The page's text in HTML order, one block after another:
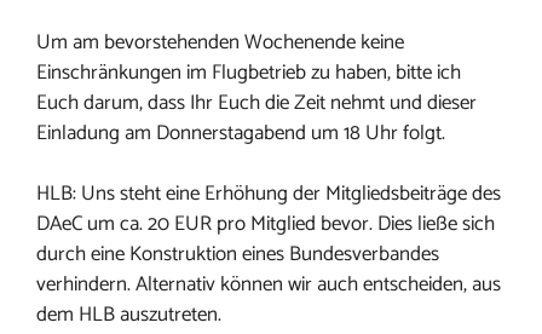
Um am bevorstehenden Wochenende keine
Einschränkungen im Flugbetrieb zu haben, bitte ich
Euch darum, dass Ihr Euch die Zeit nehmt und dieser
Einladung am Donnerstagabend um 18 Uhr folgt.
HLB: Uns steht eine Erhöhung der Mitgliedsbeiträge des
DAeC um ca. 20 EUR pro Mitglied bevor. Dies ließe sich
durch eine Konstruktion eines Bundesverbandes
verhindern. Alternativ können wir auch entscheiden, aus
dem HLB auszutreten.